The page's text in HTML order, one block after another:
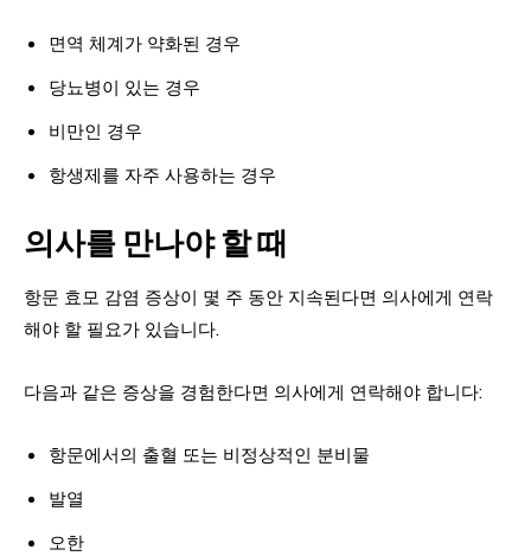
면역 체계가 약화된 경우
당뇨병이 있는 경우
비만인 경우
항생제를 자주 사용하는 경우
의사를 만나야 할 때
항문 효모 감염 증상이 몇 주 동안 지속된다면 의사에게 연락
해야 할 필요가 있습니다.
다음과 같은 증상을 경험한다면 의사에게 연락해야 합니다:
항문에서의 출혈 또는 비정상적인 분비물
발열
오한